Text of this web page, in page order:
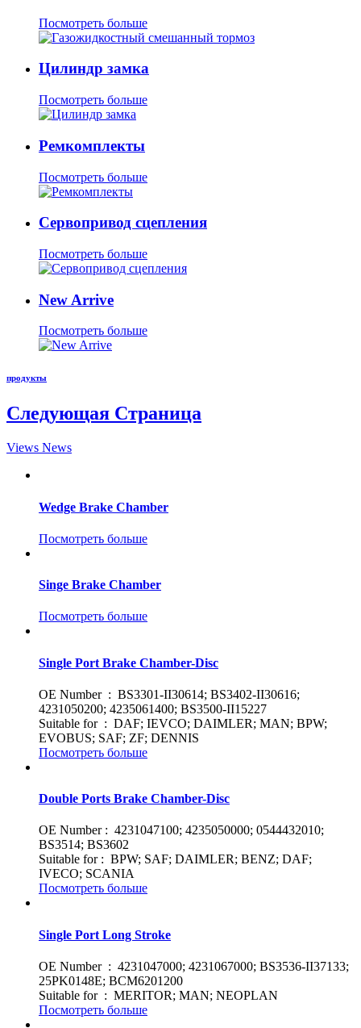
Посмотреть больше
Цилиндр замка
Посмотреть больше
Ремкомплекты
Посмотреть больше
Сервопривод сцепления
Посмотреть больше
New Arrive
Посмотреть больше
продукты
Следующая Страница
Views News
Wedge Brake Chamber
Посмотреть больше
Singe Brake Chamber
Посмотреть больше
Single Port Brake Chamber-Disc
OE Number : BS3301-II30614; BS3402-II30616;
4231050200; 4235061400; BS3500-II15227
Suitable for : DAF; IEVCO; DAIMLER; MAN; BPW;
EVOBUS; SAF; ZF; DENNIS
Посмотреть больше
Double Ports Brake Chamber-Disc
OE Number : 4231047100; 4235050000; 0544432010;
BS3514; BS3602
Suitable for : BPW; SAF; DAIMLER; BENZ; DAF;
IVECO; SCANIA
Посмотреть больше
Single Port Long Stroke
OE Number : 4231047000; 4231067000; BS3536-II37133;
25PK0148E; BCM6201200
Suitable for : MERITOR; MAN; NEOPLAN
Посмотреть больше